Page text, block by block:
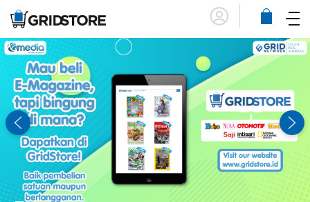
Lihat
Menu